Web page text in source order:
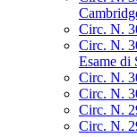
Circ. N.
Circ. N.
Esame di
Circ. N.
Circ. N.
Circ. N.
Circ. N.